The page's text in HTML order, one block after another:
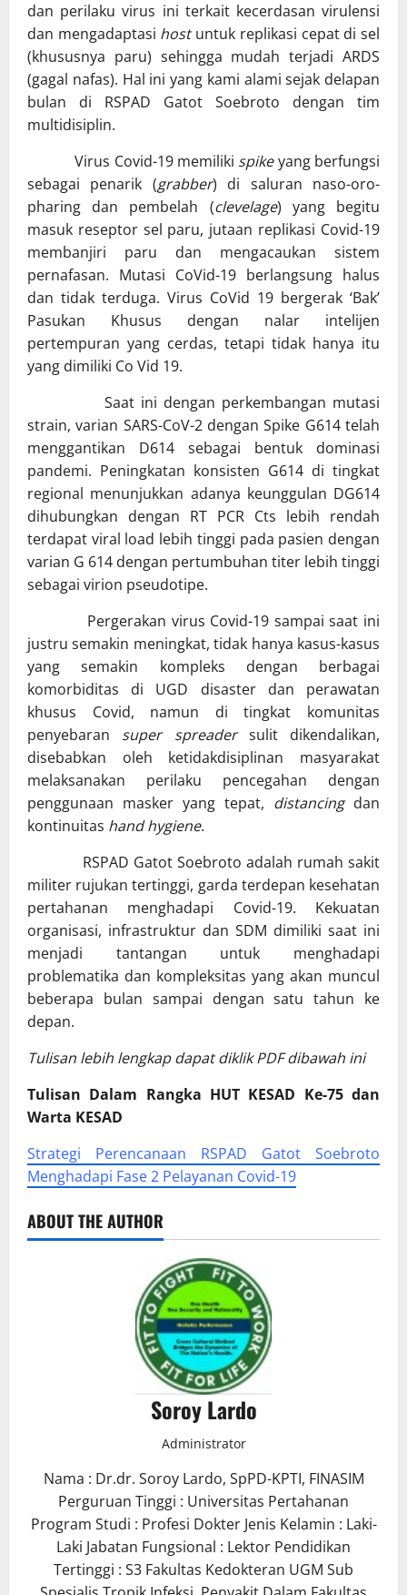
dan perilaku virus ini terkait kecerdasan virulensi
dan mengadaptasi hostuntuk replikasi cepat di sel
(khususnya paru) sehingga mudah terjadi ARDS
(gagal nafas). Hal ini yang kami alami sejak delapan
bulan di RSPAD Gatot Soebroto dengan tim
multidisiplin.
Virus Covid-19 memiliki spikeyang berfungsi
sebagai penarik (grabber) di saluran naso-oro-
pharing dan pembelah (clevelage) yang begitu
masuk reseptor sel paru, jutaan replikasi Covid-19
membanjiri paru dan mengacaukan sistem
pernafasan. Mutasi CoVid-19 berlangsung halus
dan tidak terduga. Virus CoVid 19 bergerak ‘Bak’
Pasukan Khusus dengan nalar intelijen
pertempuran yang cerdas, tetapi tidak hanya itu
yang dimiliki Co Vid 19.
Saat ini dengan perkembangan mutasi
strain, varian SARS-CoV-2 dengan Spike G614 telah
menggantikan D614 sebagai bentuk dominasi
pandemi. Peningkatan konsisten G614 di tingkat
regional menunjukkan adanya keunggulan DG614
dihubungkan dengan RT PCR Cts lebih rendah
terdapat viral load lebih tinggi pada pasien dengan
varian G 614 dengan pertumbuhan titer lebih tinggi
sebagai virion pseudotipe.
Pergerakan virus Covid-19 sampai saat ini
justru semakin meningkat, tidak hanya kasus-kasus
yang semakin kompleks dengan berbagai
komorbiditas di UGD disaster dan perawatan
khusus Covid, namun di tingkat komunitas
penyebaran super spreader sulit dikendalikan,
disebabkan oleh ketidakdisiplinan masyarakat
melaksanakan perilaku pencegahan dengan
penggunaan masker yang tepat, distancingdan
kontinuitas hand hygiene.
RSPAD Gatot Soebroto adalah rumah sakit
militer rujukan tertinggi, garda terdepan kesehatan
pertahanan menghadapi Covid-19. Kekuatan
organisasi, infrastruktur dan SDM dimiliki saat ini
menjadi tantangan untuk menghadapi
problematika dan kompleksitas yang akan muncul
beberapa bulan sampai dengan satu tahun ke
depan.
Tulisan lebih lengkap dapat diklik PDF dibawah ini
Tulisan Dalam Rangka HUT KESAD Ke-75 dan
Warta KESAD
Strategi Perencanaan RSPAD Gatot Soebroto
Menghadapi Fase 2 Pelayanan Covid-19
ABOUT THE AUTHOR
Soroy Lardo
Administrator
Nama : Dr.dr. Soroy Lardo, SpPD-KPTI, FINASIM
Perguruan Tinggi : Universitas Pertahanan
Program Studi : Profesi Dokter Jenis Kelamin : Laki-
Laki Jabatan Fungsional : Lektor Pendidikan
Tertinggi : S3 Fakultas Kedokteran UGM Sub